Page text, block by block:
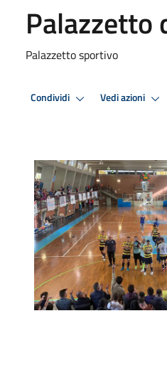
Palazzetto
Palazzetto sportivo
Condividi Vedi azioni